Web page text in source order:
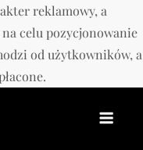
reklamowy, a
celu pozycjonowanie
od użytkowników, a